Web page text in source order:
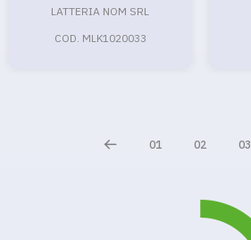
LATTERIA NOM SRL
COD. MLK1020033
01 02 03